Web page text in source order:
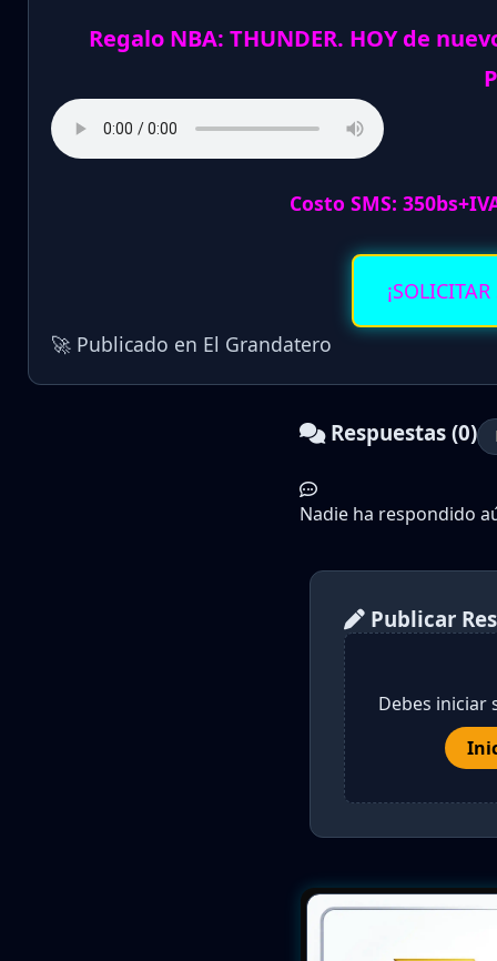
Regalo NBA: THUNDER. HOY de
Costo SMS:
🚀 Publicado en El Grandatero
Respuestas (0)
Nadie ha respondido
Publicar
Debes iniciar